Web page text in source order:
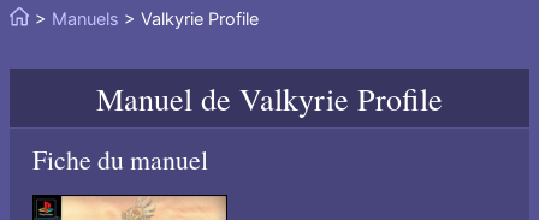
Vous
> Manuels > Valkyrie Profile
Manuel de Valkyrie Profile
Fiche du manuel